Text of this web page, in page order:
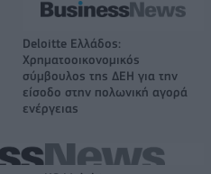
Deloitte Ελλάδος:
Χρηματοοικονομικός
σύμβουλος της ΔΕΗ για την
είσοδο στην πολωνική αγορά
ενέργειας